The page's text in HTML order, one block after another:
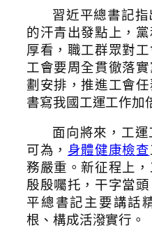
習近平總書記
的汗青出發點上，
厚看，職工群眾對
工會要周全貫徹落
劃安排，推進工會
書寫我國工運工作加
面向將來，工
可為， 身體健康檢查
務嚴重。新征程上
殷殷囑托，干字當
平總書記主要講話
根、構成活潑實行。